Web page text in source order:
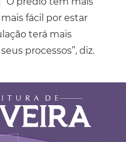
fácil por estar
terá mais
processos”, diz.